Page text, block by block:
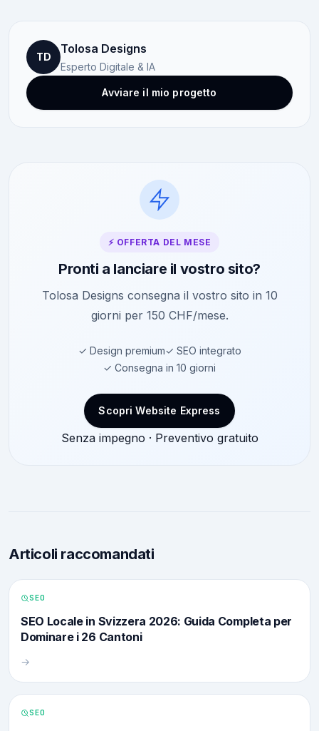
TD
Tolosa Designs
Esperto Digitale & IA
Avviare il mio progetto
⚡ OFFERTA DEL MESE
Pronti a lanciare il vostro sito?
Tolosa Designs consegna il vostro sito in 10
giorni per 150 CHF/mese.
✓ Design premium✓ SEO integrato
✓ Consegna in 10 giorni
Scopri Website Express
Senza impegno · Preventivo gratuito
Articoli raccomandati
SEO
SEO Locale in Svizzera 2026: Guida Completa per
Dominare i 26 Cantoni
→
SEO